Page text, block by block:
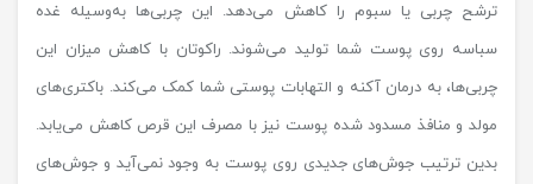
ترشح چربی یا سبوم را کاهش می‌دهد. این چربی‌ها به‌وسیله غده
سباسه روی پوست شما تولید می‌شوند. راکوتان با کاهش میزان این
چربی‌ها، به درمان آکنه و التهابات پوستی شما کمک می‌کند. باکتری‌های
مولد و منافذ مسدود شده پوست نیز با مصرف این قرص کاهش می‌یابد.
بدین ترتیب جوش‌های جدیدی روی پوست به وجود نمی‌آید و جوش‌های